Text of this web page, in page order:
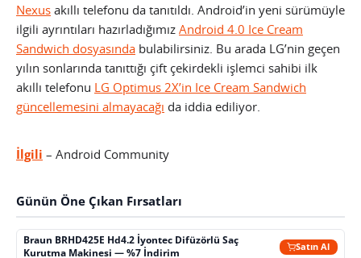
Nexus akıllı telefonu da tanıtıldı. Android’in yeni sürümüyle
ilgili ayrıntıları hazırladığımız Android 4.0 Ice Cream
Sandwich dosyasında bulabilirsiniz. Bu arada LG’nin geçen
yılın sonlarında tanıttığı çift çekirdekli işlemci sahibi ilk
akıllı telefonu LG Optimus 2X’in Ice Cream Sandwich
güncellemesini almayacağı da iddia ediliyor.
İlgili – Android Community
Günün Öne Çıkan Fırsatları
Braun BRHD425E Hd4.2 İyontec Difüzörlü Saç
Kurutma Makinesi — %7 İndirim
Satın Al